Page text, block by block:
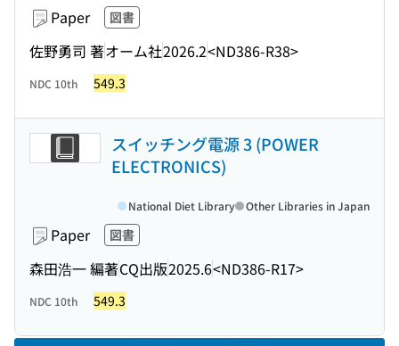
Paper 図書
佐野勇司 著オーム社2026.2<ND386-R38>
NDC 10th 549.3
スイッチング電源 3 (POWER
ELECTRONICS)
Paper 図書
森田浩一 編著CQ出版2025.6<ND386-R17>
National Diet Library Other Libraries in Japan
NDC 10th 549.3